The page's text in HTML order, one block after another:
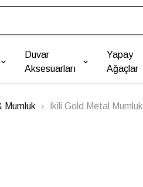
Duvar
Aksesuarları
Yapay
Ağaçlar
Mumluk İkili Gold Metal Mumluk